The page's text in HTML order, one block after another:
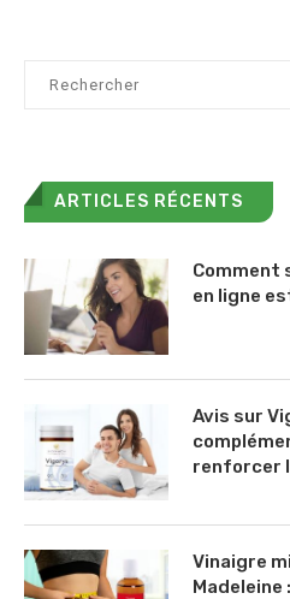
ARTICLES RÉCENTS
Comment
en ligne
Avis sur
renforcer
Vinaigre
Madeleine